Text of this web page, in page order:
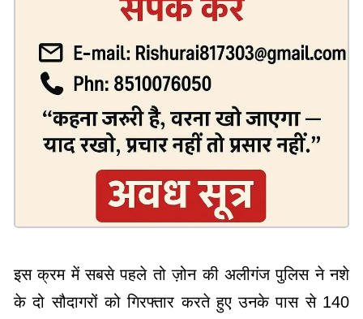
इस क्रम में सबसे पहले तो ज़ोन की अलीगंज पुलिस ने नशे
के दो सौदागरों को गिरफ्तार करते हुए उनके पास से 140